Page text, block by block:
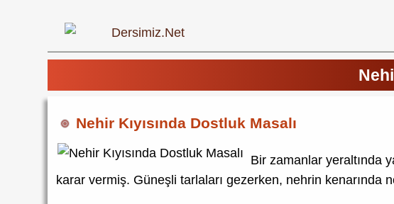
Nehir Kıyısında Dostluk Masalı
Bir zamanlar yeraltında
karar vermiş. Güneşli tarlaları gezerken, nehrin kenarında